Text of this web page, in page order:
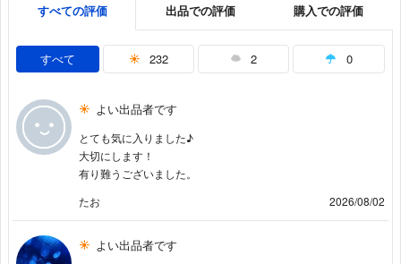
すべての評価 出品での評価 購入での評価
すべて 232 2 0
よい出品者です
とても気に入りました♪
大切にします！
有り難うございました。
たお
2026/08/02
よい出品者です